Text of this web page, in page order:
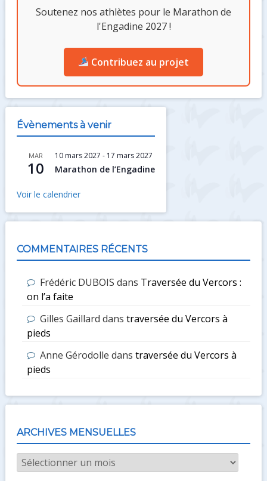
Soutenez nos athlètes pour le Marathon de
l'Engadine 2027 !
Contribuez au projet
Évènements à venir
MAR
10
10 mars 2027 - 17 mars 2027
Marathon de l’Engadine
Voir le calendrier
COMMENTAIRES RÉCENTS
Frédéric DUBOIS dans Traversée du Vercors :
on l’a faite
Gilles Gaillard dans traversée du Vercors à
pieds
Anne Gérodolle dans traversée du Vercors à
pieds
ARCHIVES MENSUELLES
Archives
mensuelles